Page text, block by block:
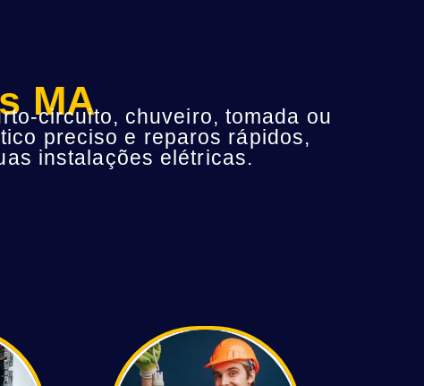
MA
circuito, chuveiro, tomada ou
preciso e reparos rápidos,
instalações elétricas.